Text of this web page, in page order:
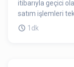
itibarıyla geçici
satım işlemleri
1dk